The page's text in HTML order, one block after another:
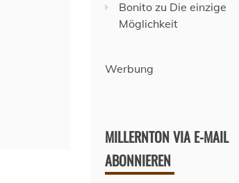
Bonito zu Die einzige
Möglichkeit
Werbung
MILLERNTON VIA E-MAIL
ABONNIEREN